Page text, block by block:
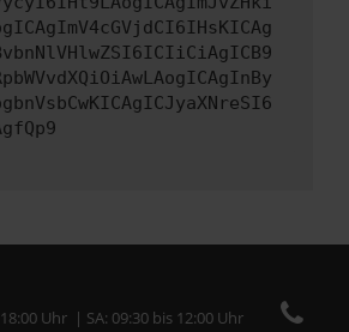
Uhr | SA: 09:30 bis 12:00 Uhr